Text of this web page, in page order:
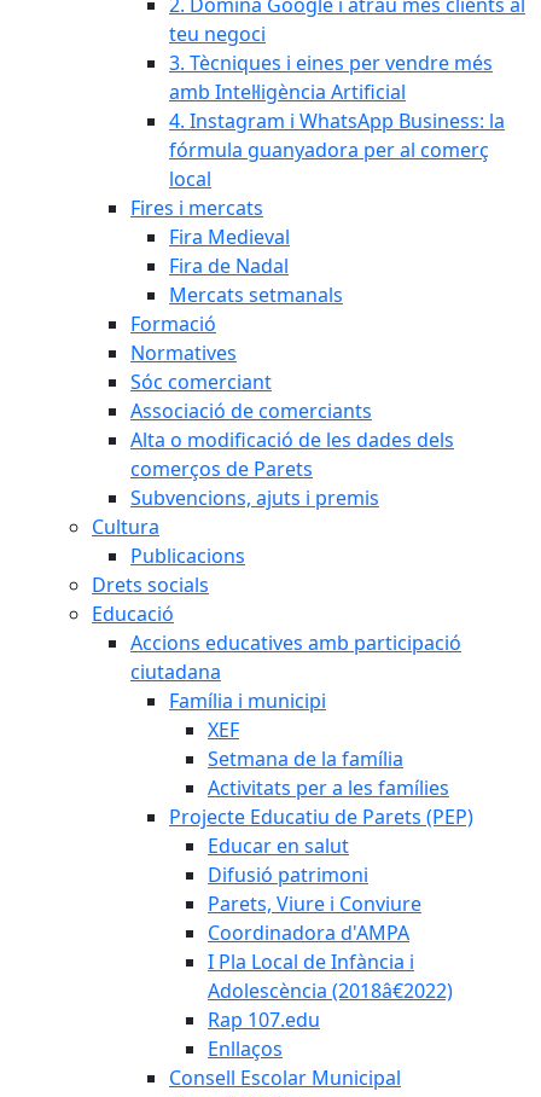
teu negoci
3. Tècniques i eines per vendre més
amb Intel·ligència Artificial
4. Instagram i WhatsApp Business: la
fórmula guanyadora per al comerç
local
Fires i mercats
Fira Medieval
Fira de Nadal
Mercats setmanals
Formació
Normatives
Sóc comerciant
Associació de comerciants
Alta o modificació de les dades dels
comerços de Parets
Subvencions, ajuts i premis
Cultura
Publicacions
Drets socials
Educació
Accions educatives amb participació
ciutadana
Família i municipi
XEF
Setmana de la família
Activitats per a les famílies
Projecte Educatiu de Parets (PEP)
Educar en salut
Difusió patrimoni
Parets, Viure i Conviure
Coordinadora d'AMPA
I Pla Local de Infància i
Adolescència (2018â€2022)
Rap 107.edu
Enllaços
Consell Escolar Municipal